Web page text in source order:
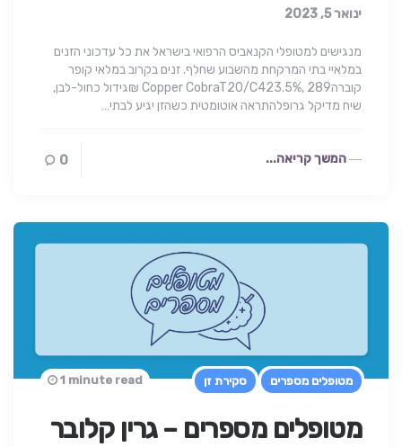
ינואר 5, 2023
מנגישים למטופלי הקנאביס הרפואי בישראל את כל עדכוני הזנים
במלאיי בתי המרקחת מהשבוע שחלף. זנים בקרוב במלאי קופר
קוברהCopper CobraT20/C423.5%, 289 ₪גידול כחול-לבן,
שיח מדיקל גרופלהתראה אוטומטית כשהזן יגיע לבתי…
המשך קריאה... 0
מטופלים מספרים סקירת זן
מטופלים מספרים – גרין קלובר
1 minute read